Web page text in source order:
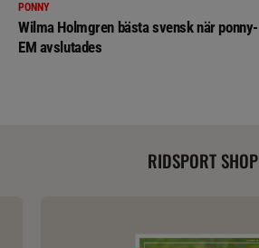
PONNY
Wilma Holmgren bästa svensk när ponny-
EM avslutades
RIDSPORT SHOP